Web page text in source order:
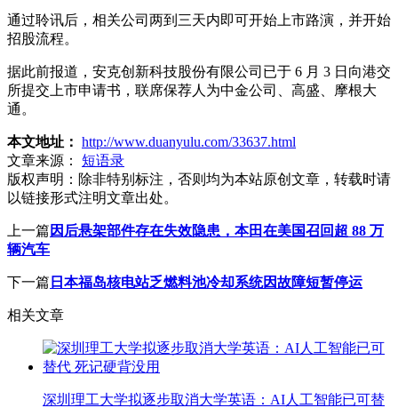
通过聆讯后，相关公司两到三天内即可开始上市路演，并开始
招股流程。
据此前报道，安克创新科技股份有限公司已于 6 月 3 日向港交
所提交上市申请书，联席保荐人为中金公司、高盛、摩根大
通。
本文地址： http://www.duanyulu.com/33637.html
文章来源：
短语录
版权声明： 除非特别标注，否则均为本站原创文章，转载时请
以链接形式注明文章出处。
上一篇 因后悬架部件存在失效隐患，本田在美国召回超 88 万
辆汽车
下一篇 日本福岛核电站乏燃料池冷却系统因故障短暂停运
相关文章
深圳理工大学拟逐步取消大学英语：AI人工智能已可替